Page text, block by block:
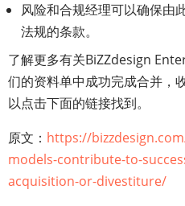
风险和合规经理可以确保由
法规的条款。
了解更多有关BiZZdesign
们的资料单中成功完成合并，
以点击下面的链接找到。
原文： https://
models-contribute-to-
acquisition-or-divestiture/